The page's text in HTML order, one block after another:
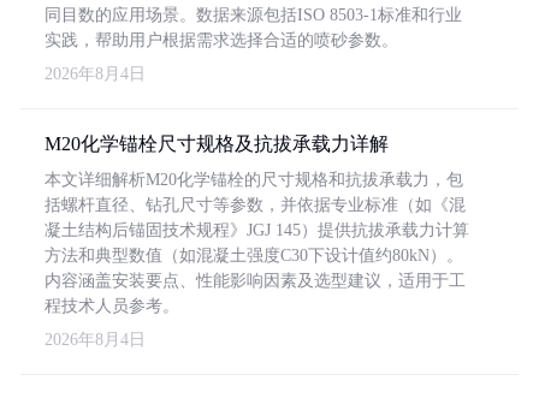
同目数的应用场景。数据来源包括ISO 8503-1标准和行业
实践，帮助用户根据需求选择合适的喷砂参数。
2026年8月4日
M20化学锚栓尺寸规格及抗拔承载力详解
本文详细解析M20化学锚栓的尺寸规格和抗拔承载力，包
括螺杆直径、钻孔尺寸等参数，并依据专业标准（如《混
凝土结构后锚固技术规程》JGJ 145）提供抗拔承载力计算
方法和典型数值（如混凝土强度C30下设计值约80kN）。
内容涵盖安装要点、性能影响因素及选型建议，适用于工
程技术人员参考。
2026年8月4日